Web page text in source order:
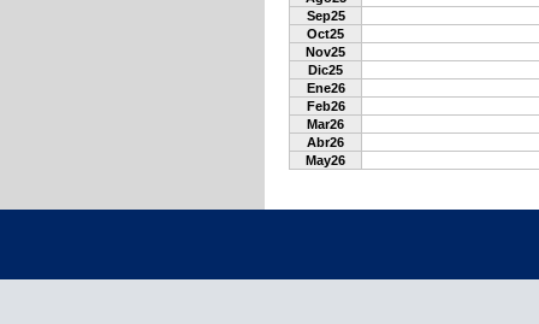
Sep25
Oct25
Nov25
Dic25
Ene26
Feb26
Mar26
Abr26
May26